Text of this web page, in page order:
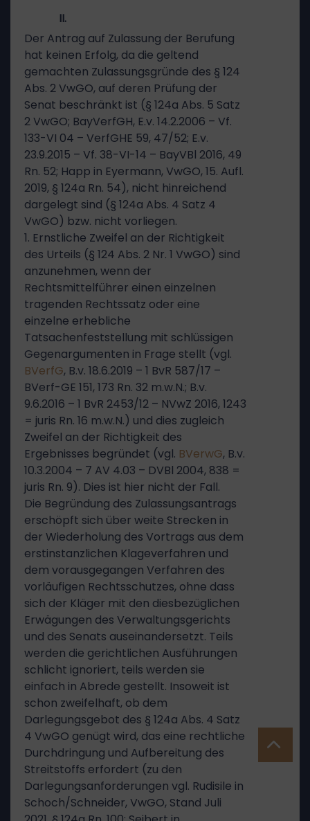
II.
Der Antrag auf Zulassung der Berufung
hat keinen Erfolg, da die geltend
gemachten Zulassungsgründe des § 124
Abs. 2 VwGO, auf deren Prüfung der
Senat beschränkt ist (§ 124a Abs. 5 Satz
2 VwGO; BayVerfGH, E.v. 14.2.2006 – Vf.
133-VI 04 – VerfGHE 59, 47/52; E.v.
23.9.2015 – Vf. 38-VI-14 – BayVBl 2016, 49
Rn. 52; Happ in Eyermann, VwGO, 15. Aufl.
2019, § 124a Rn. 54), nicht hinreichend
dargelegt sind (§ 124a Abs. 4 Satz 4
VwGO) bzw. nicht vorliegen.
1. Ernstliche Zweifel an der Richtigkeit
des Urteils (§ 124 Abs. 2 Nr. 1 VwGO) sind
anzunehmen, wenn der
Rechtsmittelführer einen einzelnen
tragenden Rechtssatz oder eine
einzelne erhebliche
Tatsachenfeststellung mit schlüssigen
Gegenargumenten in Frage stellt (vgl.
BVerfG, B.v. 18.6.2019 – 1 BvR 587/17 –
BVerf-GE 151, 173 Rn. 32 m.w.N.; B.v.
9.6.2016 – 1 BvR 2453/12 – NVwZ 2016, 1243
= juris Rn. 16 m.w.N.) und dies zugleich
Zweifel an der Richtigkeit des
Ergebnisses begründet (vgl. BVerwG, B.v.
10.3.2004 – 7 AV 4.03 – DVBl 2004, 838 =
juris Rn. 9). Dies ist hier nicht der Fall.
Die Begründung des Zulassungsantrags
erschöpft sich über weite Strecken in
der Wiederholung des Vortrags aus dem
erstinstanzlichen Klageverfahren und
dem vorausgegangen Verfahren des
vorläufigen Rechtsschutzes, ohne dass
sich der Kläger mit den diesbezüglichen
Erwägungen des Verwaltungsgerichts
und des Senats auseinandersetzt. Teils
werden die gerichtlichen Ausführungen
schlicht ignoriert, teils werden sie
einfach in Abrede gestellt. Insoweit ist
schon zweifelhaft, ob dem
Darlegungsgebot des § 124a Abs. 4 Satz
4 VwGO genügt wird, das eine rechtliche
Durchdringung und Aufbereitung des
Streitstoffs erfordert (zu den
Darlegungsanforderungen vgl. Rudisile in
Schoch/Schneider, VwGO, Stand Juli